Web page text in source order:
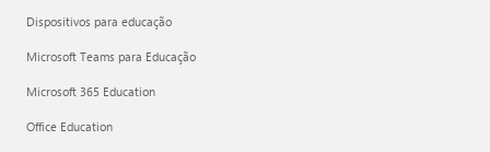
Dispositivos para educação
Microsoft Teams para Educação
Microsoft 365 Education
Office Education